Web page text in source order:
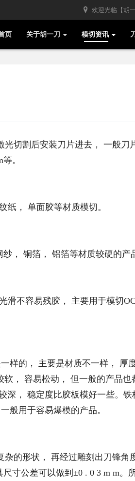
欢迎光临【胡
页 关于胡一刀 模切资讯
切割后安装刀片进去， 一般刀
。
纸， 单面胶等材质模切。
， 铜箔， 铝箔等材质较硬的产
滑不容易残胶， 主要用于模切
样的， 主要是材质不一样， 厚
软， 容易松动， 但一般的产品
深， 稳定度比胶板模好一些。
般用于容易爆模的产品。
的形状， 再经过雕刻出刀锋角
寸公差可以做到±0 . 0 3 m m。